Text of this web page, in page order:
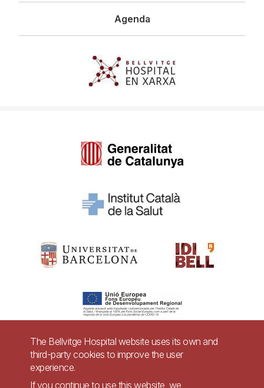
Agenda
Pie
The Bellvitge Hospital website uses its own and
third-party cookies to improve the user
experience.
If you continue to use this website, we